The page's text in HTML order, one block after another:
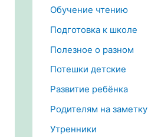
Обучение чтению
Подготовка к школе
Полезное о разном
Потешки детские
Развитие ребёнка
Родителям на заметку
Утренники